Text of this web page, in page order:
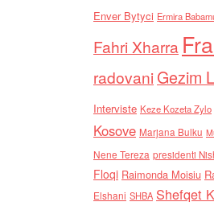
Enver Bytyci Ermira
Fahri Xharra
radovaniGezim
Interviste Keze Kozeta Zylo
Kosove Marjana Bulku
Nene Tereza presidenti
Floqi Raimonda Moisiu
Elshani SHBA Shefqet